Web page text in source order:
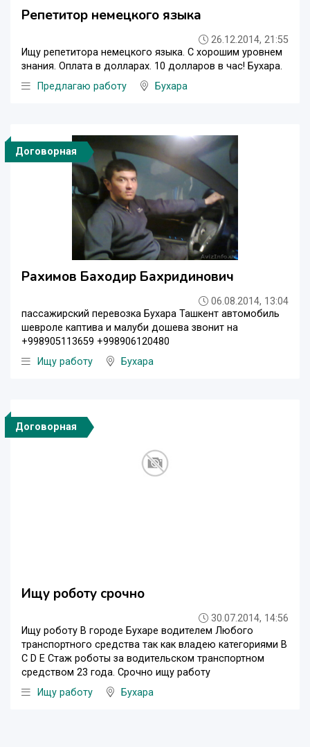
Репетитор немецкого языка
26.12.2014, 21:55
Ищу репетитора немецкого языка. С хорошим уровнем
знания. Оплата в долларах. 10 долларов в час! Бухара.
Предлагаю работу
Бухара
Договорная
Рахимов Баходир Бахридинович
06.08.2014, 13:04
пассажирский перевозка Бухара Ташкент автомобиль
шевроле каптива и малуби дошева звонит на
+998905113659 +998906120480
Ищу работу
Бухара
Договорная
Ищу роботу срочно
30.07.2014, 14:56
Ищу роботу В городе Бухаре водителем Любого
транспортного средства так как владею категориями B
C D E Стаж роботы за водительском транспортном
средством 23 года. Срочно ищу работу
Ищу работу
Бухара